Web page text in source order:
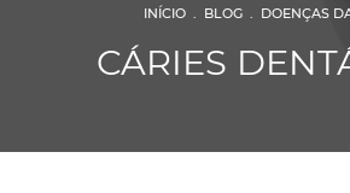
INÍCIO . BLOG . DOENÇAS
CÁRIES